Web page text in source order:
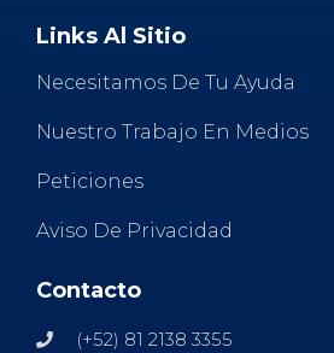
Links Al Sitio
Necesitamos De Tu Ayuda
Nuestro Trabajo En Medios
Peticiones
Aviso De Privacidad
Contacto
(+52) 81 2138 3355